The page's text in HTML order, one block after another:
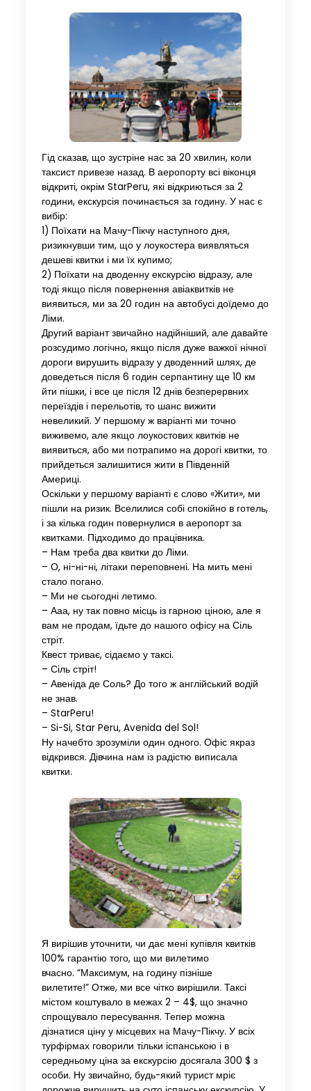
Гід сказав, що зустріне нас за 20 хвилин, коли
таксист привезе назад. В аеропорту всі віконця
відкриті, окрім StarPeru, які відкриються за 2
години, екскурсія починається за годину. У нас є
вибір:
1) Поїхати на Мачу-Пікчу наступного дня,
ризикнувши тим, що у лоукостера виявляться
дешеві квитки і ми їх купимо;
2) Поїхати на дводенну екскурсію відразу, але
тоді якщо після повернення авіаквитків не
виявиться, ми за 20 годин на автобусі доїдемо до
Ліми.
Другий варіант звичайно надійніший, але давайте
розсудимо логічно, якщо після дуже важкої нічної
дороги вирушить відразу у дводенний шлях, де
доведеться після 6 годин серпантину ще 10 км
йти пішки, і все це після 12 днів безперервних
переїздів і перельотів, то шанс вижити
невеликий. У першому ж варіанті ми точно
виживемо, але якщо лоукостових квитків не
виявиться, або ми потрапимо на дорогі квитки, то
прийдеться залишитися жити в Південній
Америці.
Оскільки у першому варіанті є слово «Жити», ми
пішли на ризик. Вселилися собі спокійно в готель,
і за кілька годин повернулися в аеропорт за
квитками. Підходимо до працівника.
– Нам треба два квитки до Ліми.
– О, ні-ні-ні, літаки переповнені. На мить мені
стало погано.
– Ми не сьогодні летимо.
– Ааа, ну так повно місць із гарною ціною, але я
вам не продам, їдьте до нашого офісу на Сіль
стріт.
Квест триває, сідаємо у таксі.
– Сіль стріт!
– Авеніда де Соль? До того ж англійський водій
не знав.
– StarPeru!
– Si-Si, Star Peru, Avenida del Sol!
Ну начебто зрозуміли один одного. Офіс якраз
відкрився. Дівчина нам із радістю виписала
квитки.
Я вирішив уточнити, чи дає мені купівля квитків
100% гарантію того, що ми вилетимо
вчасно. “Максимум, на годину пізніше
вилетите!” Отже, ми все чітко вирішили. Таксі
містом коштувало в межах 2 – 4$, що значно
спрощувало пересування. Тепер можна
дізнатися ціну у місцевих на Мачу-Пікчу. У всіх
турфірмах говорили тільки іспанською і в
середньому ціна за екскурсію досягала 300 $ з
особи. Ну звичайно, будь-який турист мріє